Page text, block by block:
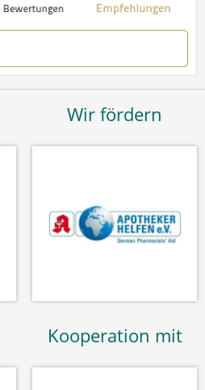
Wir fördern
Kooperation mit